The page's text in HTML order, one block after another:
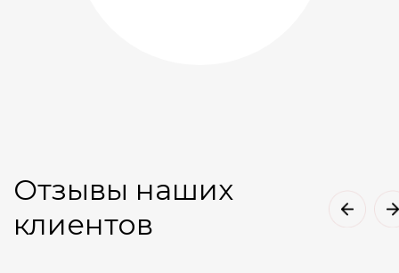
Отзывы наших
клиентов